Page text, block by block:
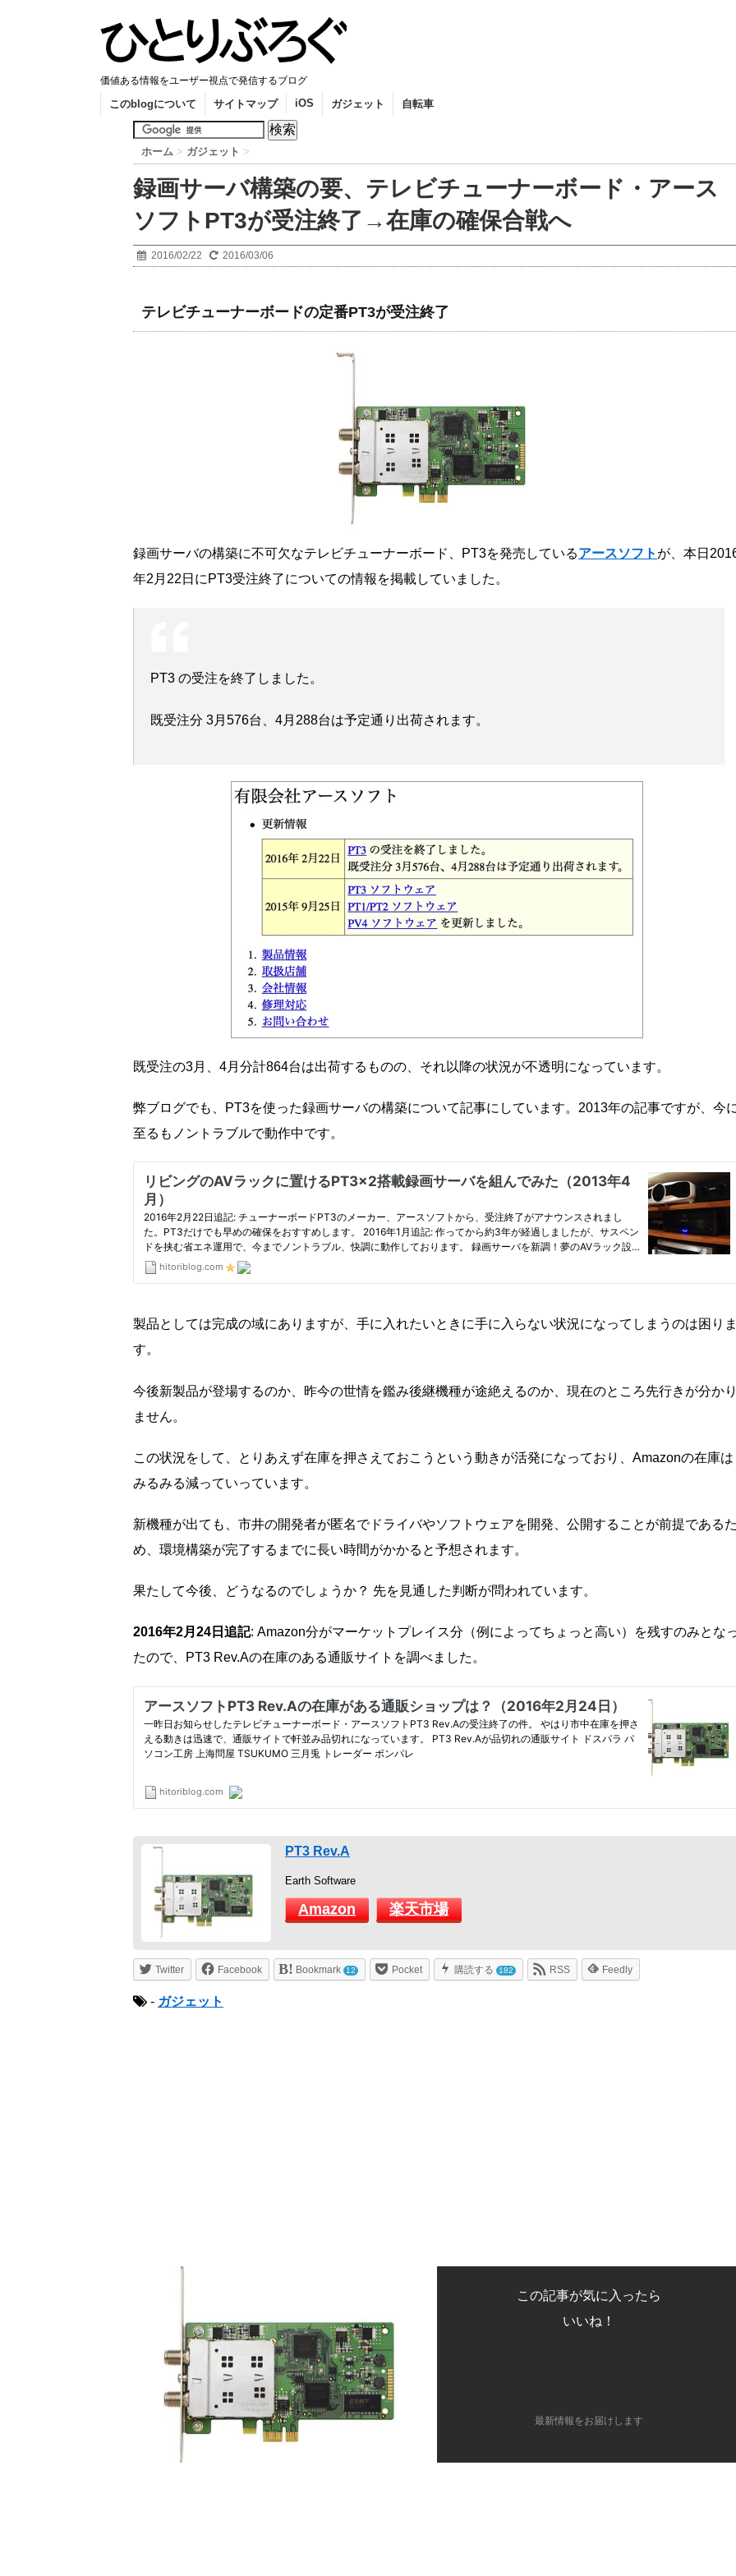
価値ある情報をユーザー視点で発信するブログ
このblogについて サイトマップ iOS ガジェット
自転車
ホーム > ガジェット >
録画サーバ構築の要、テレビチューナーボード・アース
ソフトPT3が受注終了→在庫の確保合戦へ
2016/02/22 2016/03/06
テレビチューナーボードの定番PT3が受注終了
録画サーバの構築に不可欠なテレビチューナーボード、PT3を発売しているアースソフト が、本日
年2月22日にPT3受注終了についての情報を掲載していました。
PT3 の受注を終了しました。
既受注分 3月576台、4月288台は予定通り出荷されます。
既受注の3月、4月分計864台は出荷するものの、それ以降の状況が不透明になっています。
弊ブログでも、PT3を使った録画サーバの構築について記事にしています。2013年の記事ですが、今
至るもノントラブルで動作中です。
製品としては完成の域にありますが、手に入れたいときに手に入らない状況になってしまうのは困り
す。
今後新製品が登場するのか、昨今の世情を鑑み後継機種が途絶えるのか、現在のところ先行きが分か
ません。
この状況をして、とりあえず在庫を押さえておこうという動きが活発になっており、Amazonの在庫は
みるみる減っていっています。
新機種が出ても、市井の開発者が匿名でドライバやソフトウェアを開発、公開することが前提である
め、環境構築が完了するまでに長い時間がかかると予想されます。
果たして今後、どうなるのでしょうか？ 先を見通した判断が問われています。
2016年2月24日追記: Amazon分がマーケットプレイス分（例によってちょっと高い）を残すのみとな
たので、PT3 Rev.Aの在庫のある通販サイトを調べました。
PT3 Rev.A
Earth Software
Amazon 楽天市場
Twitter Facebook Bookmark 12 Pocket 購読する 182 RSS Feedly
- ガジェット
この記事が気に入ったら
いいね！
最新情報をお届けします